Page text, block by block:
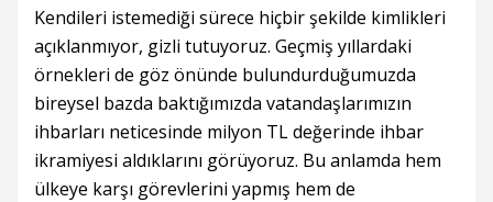
Kendileri istemediği sürece hiçbir şekilde kimlikleri
açıklanmıyor, gizli tutuyoruz. Geçmiş yıllardaki
örnekleri de göz önünde bulundurduğumuzda
bireysel bazda baktığımızda vatandaşlarımızın
ihbarları neticesinde milyon TL değerinde ihbar
ikramiyesi aldıklarını görüyoruz. Bu anlamda hem
ülkeye karşı görevlerini yapmış hem de